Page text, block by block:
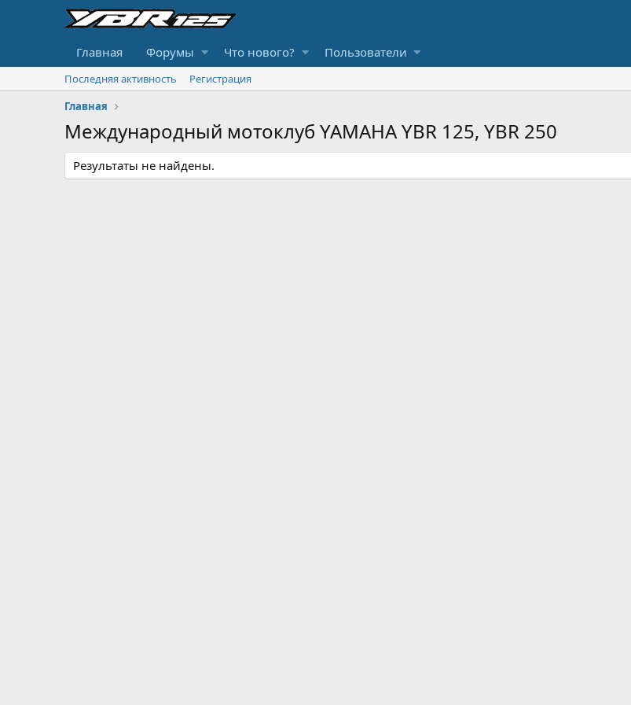
Главная Форумы Что нового? Пользователи
Последняя активность
Регистрация
Главная
Международный мотоклуб YAMAHA YBR 125, YBR 250
Результаты не найдены.